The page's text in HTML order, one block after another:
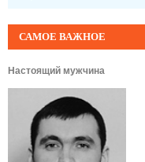
САМОЕ ВАЖНОЕ
Настоящий мужчина